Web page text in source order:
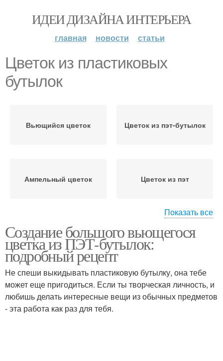
ИДЕИ ДИЗАЙНА ИНТЕРЬЕРА
главная новости статьи
Цветок из пластиковых
бутылок
Вьющийся цветок Цветок из пэт-бутылок
Ампельный цветок Цветок из пэт
Цвета из пластиковых
бутылок
Бутылки для сада
Кливия из пластиковых
бутылок
Бутылки перед
изготовлением
Показать все
Создание большого вьющегося
цветка из ПЭТ-бутылок:
подробный рецепт
Не спеши выкидывать пластиковую бутылку, она тебе
может еще пригодиться. Если ты творческая личность, и
любишь делать интересные вещи из обычных предметов
- эта работа как раз для тебя.